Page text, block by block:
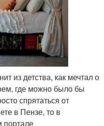
из детства, как мечтал о
где можно было бы
спрятаться от
в Пензе, то в
портале